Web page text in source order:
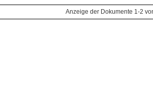
Anzeige der Dokumente 1-2